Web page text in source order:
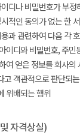
디나 비밀번호가 부
적인 동의가 없는 한
과 관련하여 다음 각
이디와 비밀번호, 주
여 얻은 정보를 회사
고 객관적으로 판단되
위배되는 행위
자격상실)